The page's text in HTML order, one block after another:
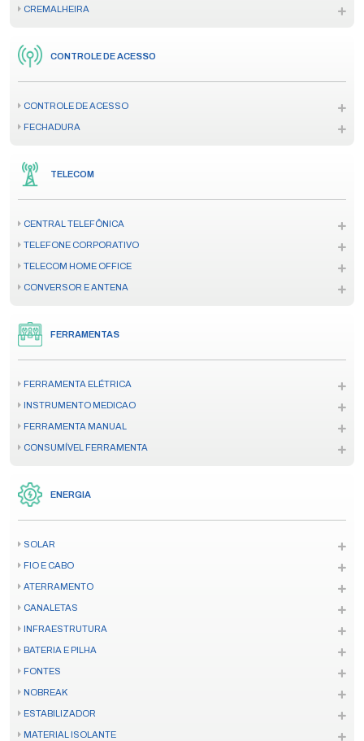
CREMALHEIRA
CONTROLE DE ACESSO
CONTROLE DE ACESSO
FECHADURA
TELECOM
CENTRAL TELEFÔNICA
TELEFONE CORPORATIVO
TELECOM HOME OFFICE
CONVERSOR E ANTENA
FERRAMENTAS
FERRAMENTA ELÉTRICA
INSTRUMENTO MEDICAO
FERRAMENTA MANUAL
CONSUMÍVEL FERRAMENTA
ENERGIA
SOLAR
FIO E CABO
ATERRAMENTO
CANALETAS
INFRAESTRUTURA
BATERIA E PILHA
FONTES
NOBREAK
ESTABILIZADOR
MATERIAL ISOLANTE